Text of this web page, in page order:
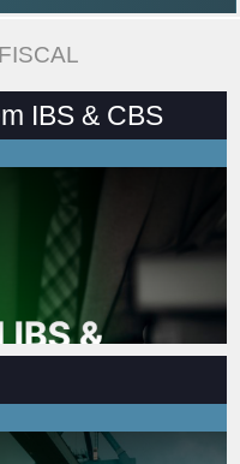
IBS & CBS